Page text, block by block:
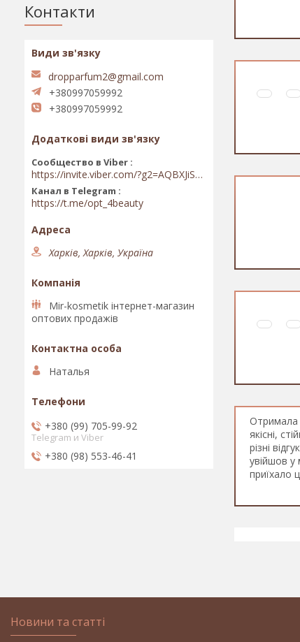
Отримала
якісні,
різні
увійшов
приїхало
Контакти
dropparfum2@gmail.com
+380997059992
+380997059992
Сообщество в Viber
https://invite.viber.com/?g2=AQBXJiSwIKj9N0wsLWM5JifCoZ3k4Lza4fq58RAqpi3Qaj4OiaoTVb4yP1q7iB6e
Канал в Telegram
https://t.me/opt_4beauty
Харків, Харків, Україна
Mir-kosmetik інтернет-магазин
оптових продажів
Наталья
+380 (99) 705-99-92
Telegram и Viber
+380 (98) 553-46-41
Новини та статті